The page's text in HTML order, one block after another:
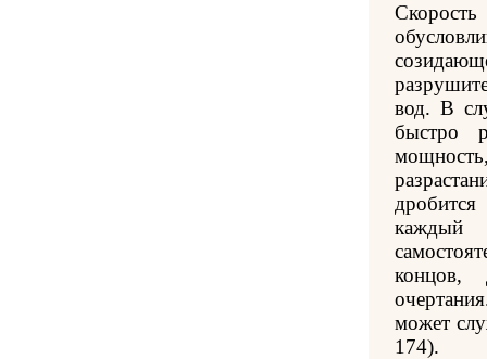
вод. В
быстро
концов,
может
174).